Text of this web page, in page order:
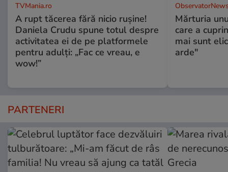
TVMania.ro
A rupt tăcerea fără nicio rușine!
Daniela Crudu spune totul despre
activitatea ei de pe platformele
pentru adulți: „Fac ce vreau, e
wow!”
Mărturia
care a
mai sunt
arde"
PARTENERI